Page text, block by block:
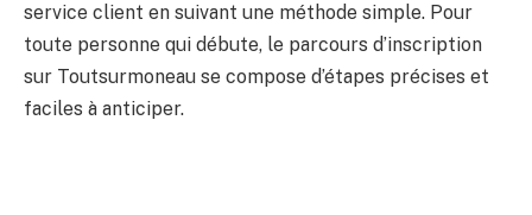
service client en suivant une méthode simple. Pour
toute personne qui débute, le parcours d’inscription
sur Toutsurmoneau se compose d’étapes précises et
faciles à anticiper.